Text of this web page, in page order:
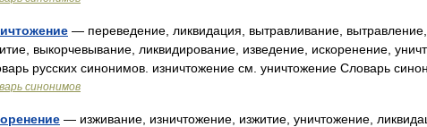
— переведение, ликвидация, вытравливание, вытравление,
выкорчевывание, ликвидирование, изведение, искоренение,
русских синонимов. изничтожение см. уничтожение Словарь
синонимов
— изживание, изничтожение, изжитие, уничтожение,